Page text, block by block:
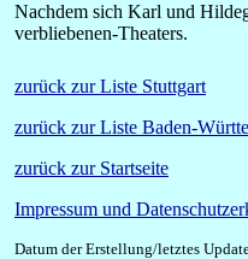
Nachdem sich Karl und
verbliebenen-Theaters.
zurück zur Liste Stuttgart
zurück zur Liste Baden-
zurück zur Startseite
Impressum und
Datum der Erstellung/letztes